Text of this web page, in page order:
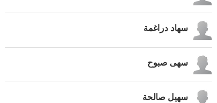
سهاد دراغمة
سهى صبوح
سهيل صالحة